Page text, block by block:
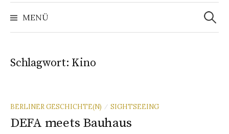
MENÜ
Suchen
nach:
Schlagwort: Kino
BERLINER GESCHICHTE(N) / SIGHTSEEING
DEFA meets Bauhaus